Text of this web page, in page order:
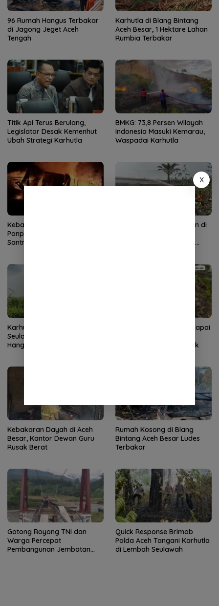
96 Rumah Hangus Terbakar
di Jagong Jeget Aceh
Tengah
Karhutla di Blang Bintang
Aceh Besar, 1 Hektare Lahan
Rumbia Terbakar
Titik Api Terus Berulang,
Legislator Desak Kemenhut
Ubah Strategi Karhutla
BMKG: 73,8 Persen Wilayah
Indonesia Masuki Kemarau,
Waspadai Karhutla
Kebakaran Hebat Landa
Ponpes di Aceh Tenggara, 36
Santri Terdampak
Karhutla 3 Hektare Lahan di
Karhutla di Lembah
Seulawah Aceh Besar
Hanguskan 3 Hektare Lahan
Karhutla di Aceh Barat Capai
Menjalar di Sejumlah Titik
Kebakaran Dayah di Aceh
Besar, Kantor Dewan Guru
Rusak Berat
Rumah Kosong di Blang
Bintang Aceh Besar Ludes
Terbakar
Gotong Royong TNI dan
Warga Percepat
Pembangunan Jembatan
Quick Response Brimob
Polda Aceh Tangani Karhutla
di Lembah Seulawah
X